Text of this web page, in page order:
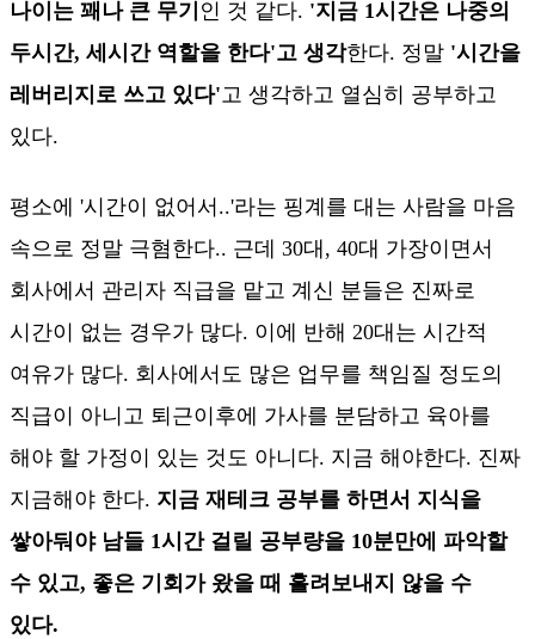
나이는 꽤나 큰 무기 인 것 같다. '지금 1시간은 나중의
두시간, 세시간 역할을 한다'고 생각한다. 정말 '시간을
레버리지로 쓰고 있다'고 생각하고 열심히 공부하고
있다.
평소에 '시간이 없어서..'라는 핑계를 대는 사람을 마음
속으로 정말 극혐한다.. 근데 30대, 40대 가장이면서
회사에서 관리자 직급을 맡고 계신 분들은 진짜로
시간이 없는 경우가 많다. 이에 반해 20대는 시간적
여유가 많다. 회사에서도 많은 업무를 책임질 정도의
직급이 아니고 퇴근이후에 가사를 분담하고 육아를
해야 할 가정이 있는 것도 아니다. 지금 해야한다. 진짜
지금해야 한다. 지금 재테크 공부를 하면서 지식을
쌓아둬야 남들 1시간 걸릴 공부량을 10분만에 파악할
수 있고, 좋은 기회가 왔을 때 흘려보내지 않을 수
있다.